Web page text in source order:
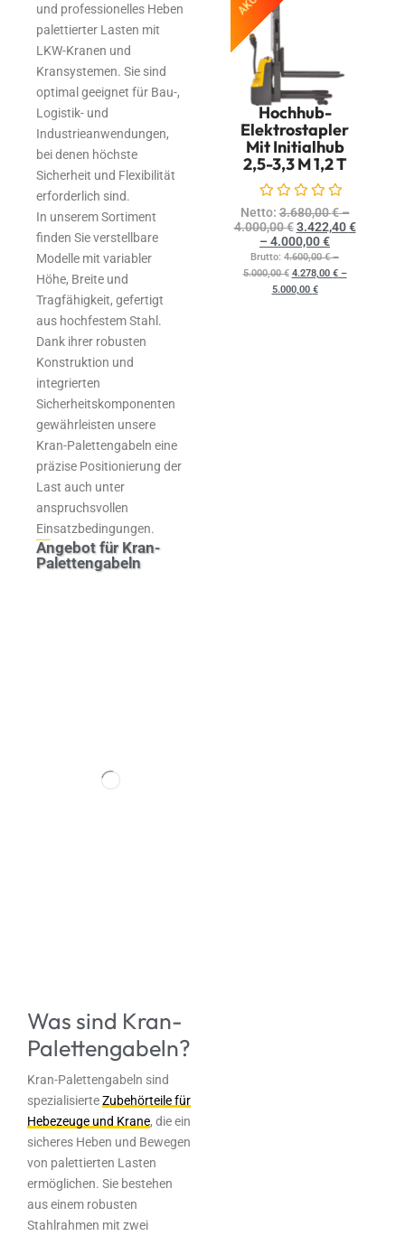
und professionelles Heben
palettierter Lasten mit
LKW-Kranen und
Kransystemen. Sie sind
optimal geeignet für Bau-,
Logistik- und
Industrieanwendungen,
bei denen höchste
Sicherheit und Flexibilität
erforderlich sind.
In unserem Sortiment
finden Sie verstellbare
Modelle mit variabler
Höhe, Breite und
Tragfähigkeit, gefertigt
aus hochfestem Stahl.
Dank ihrer robusten
Konstruktion und
integrierten
Sicherheitskomponenten
gewährleisten unsere
Kran-Palettengabeln eine
präzise Positionierung der
Last auch unter
anspruchsvollen
Einsatzbedingungen.
Angebot für Kran-
Palettengabeln
Was sind Kran-
Palettengabeln?
Kran-Palettengabeln sind
spezialisierteZubehörteile für
Hebezeuge und Krane, die ein
sicheres Heben und Bewegen
von palettierten Lasten
ermöglichen. Sie bestehen
aus einem robusten
Stahlrahmen mit zwei
Hochhub-
Elektrostapler
Mit Initialhub
2,5-3,3 M 1,2 T
Netto:3.680,00€–
4.000,00€ 3.422,40€
– 4.000,00€
Brutto: 4.600,00€–
5.000,00€ 4.278,00 €–
5.000,00 €